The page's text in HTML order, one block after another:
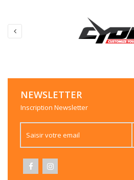
NEWSLETTER
Inscription Newsletter